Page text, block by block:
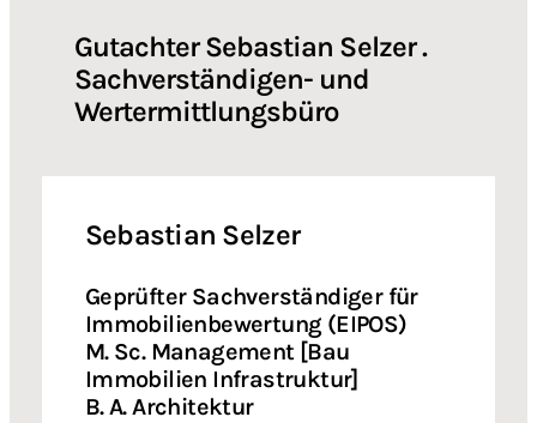
Gutachter Sebastian Selzer .
Sachverständigen- und
Wertermittlungsbüro
Sebastian Selzer
Geprüfter Sachverständiger für
Immobilienbewertung (EIPOS)
M. Sc. Management [Bau
Immobilien Infrastruktur]
B. A. Architektur